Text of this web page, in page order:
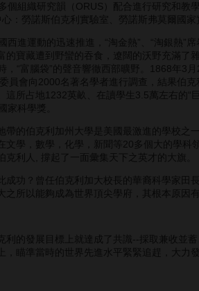
個組織研究韻（ORUS）配合進行研究和
：勞諾斯伯克利實驗室、勞諾斯弗莫爾國家
運動的迅速推進，“淘金熱”、“淘銀熱”
的寶藏遭到野蠻的吞食，遼闊的沃野充滿
，“富腦袋”的聲音響徹西部曠野。1868年3月
員會向2000名著名學者進行調查，結果伯
這所占地1232英畝、在讀學生3.5萬左右的“
家科學獎。
伯克利加州大學是美國最激進的學校之
文學，數學，化學，新聞等20多個大的學科
克利人, 撐起了一面彙集天下之英才的大旗。
？曾任伯克利加大校長的華裔科學家田
之所以能夠成為世界頂尖學府，其根本原因有
發展目標上就達成了共識--採取兼收並蓄
，瞄準當時的世界先進水平緊緊追趕，大